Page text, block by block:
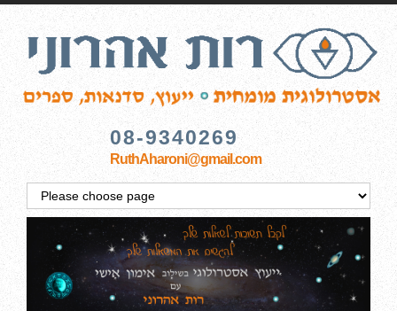
08-9340269
RuthAharoni@gmail.com